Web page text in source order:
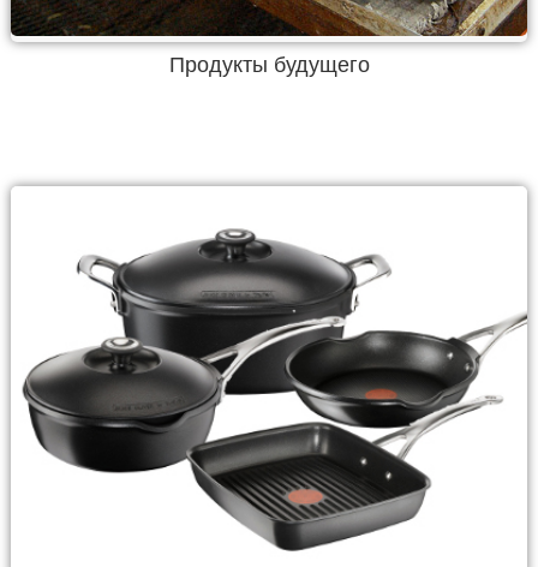
Продукты будущего